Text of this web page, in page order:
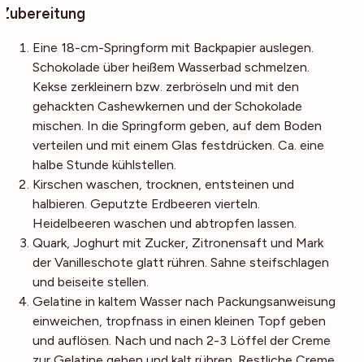
Zubereitung
Eine 18-cm-Springform mit Backpapier auslegen.
Schokolade über heißem Wasserbad schmelzen.
Kekse zerkleinern bzw. zerbröseln und mit den
gehackten Cashewkernen und der Schokolade
mischen. In die Springform geben, auf dem Boden
verteilen und mit einem Glas festdrücken. Ca. eine
halbe Stunde kühlstellen.
Kirschen waschen, trocknen, entsteinen und
halbieren. Geputzte Erdbeeren vierteln.
Heidelbeeren waschen und abtropfen lassen.
Quark, Joghurt mit Zucker, Zitronensaft und Mark
der Vanilleschote glatt rühren. Sahne steifschlagen
und beiseite stellen.
Gelatine in kaltem Wasser nach Packungsanweisung
einweichen, tropfnass in einen kleinen Topf geben
und auflösen. Nach und nach 2-3 Löffel der Creme